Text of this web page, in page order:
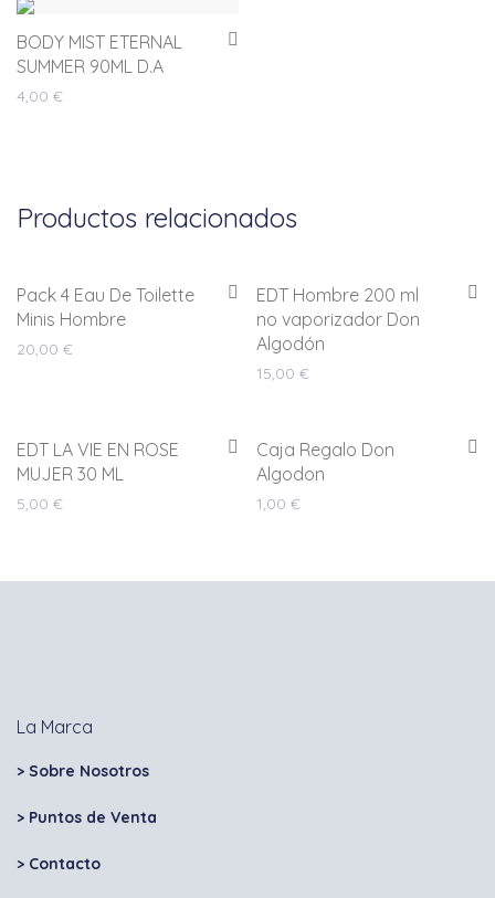
BODY MIST ETERNAL
SUMMER 90ML D.A
4,00 €
Productos relacionados
Pack 4 Eau De Toilette
Minis Hombre
20,00 €
EDT Hombre 200 ml
no vaporizador Don
Algodón
15,00 €
EDT LA VIE EN ROSE
MUJER 30 ML
5,00 €
Caja Regalo Don
Algodon
1,00 €
La Marca
> Sobre Nosotros
> Puntos de Venta
> Contacto